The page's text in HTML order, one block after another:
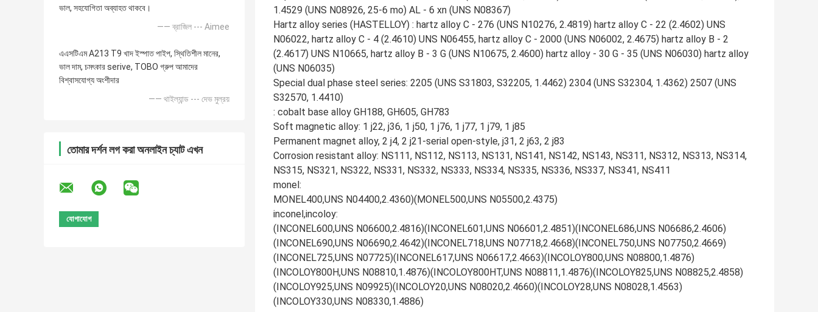
ভাল, সহযোগিতা অব্যাহত থাকবে।
—— ব্রাজিল --- Aimee
এএসটিএম A213 T9 খাদ ইস্পাত পাইপ, স্থিতিশীল মানের,
ভাল দাম, চমৎকার serive, TOBO গ্রুপ আমাদের
বিশ্বাসযোগ্য অংশীদার
—— থাইল্যান্ড --- দেভ মুল্রয়
তোমার দর্শন লগ করা অনলাইন চ্যাট এখন
1.4529 (UNS N08926, 25-6 mo) AL - 6 xn (UNS N08367)
Hartz alloy series (HASTELLOY) : hartz alloy C - 276 (UNS N10276, 2.4819) hartz alloy C - 22 (2.4602) UNS
N06022, hartz alloy C - 4 (2.4610) UNS N06455, hartz alloy C - 2000 (UNS N06002, 2.4675) hartz alloy B - 2
(2.4617) UNS N10665, hartz alloy B - 3 G (UNS N10675, 2.4600) hartz alloy - 30 G - 35 (UNS N06030) hartz alloy
(UNS N06035)
Special dual phase steel series: 2205 (UNS S31803, S32205, 1.4462) 2304 (UNS S32304, 1.4362) 2507 (UNS
S32570, 1.4410)
: cobalt base alloy GH188, GH605, GH783
Soft magnetic alloy: 1 j22, j36, 1 j50, 1 j76, 1 j77, 1 j79, 1 j85
Permanent magnet alloy, 2 j4, 2 j21-serial open-style, j31, 2 j63, 2 j83
Corrosion resistant alloy: NS111, NS112, NS113, NS131, NS141, NS142, NS143, NS311, NS312, NS313, NS314,
NS315, NS321, NS322, NS331, NS332, NS333, NS334, NS335, NS336, NS337, NS341, NS411
monel:
MONEL400,UNS N04400,2.4360)(MONEL500,UNS N05500,2.4375)
inconel,incoloy:
(INCONEL600,UNS N06600,2.4816)(INCONEL601,UNS N06601,2.4851)(INCONEL686,UNS N06686,2.4606)
(INCONEL690,UNS N06690,2.4642)(INCONEL718,UNS N07718,2.4668)(INCONEL750,UNS N07750,2.4669)
(INCONEL725,UNS N07725)(INCONEL617,UNS N06617,2.4663)(INCOLOY800,UNS N08800,1.4876)
(INCOLOY800H,UNS N08810,1.4876)(INCOLOY800HT,UNS N08811,1.4876)(INCOLOY825,UNS N08825,2.4858)
(INCOLOY925,UNS N09925)(INCOLOY20,UNS N08020,2.4660)(INCOLOY28,UNS N08028,1.4563)
(INCOLOY330,UNS N08330,1.4886)